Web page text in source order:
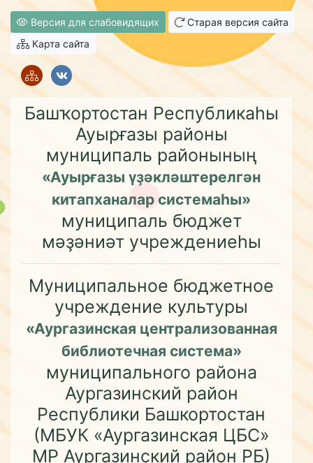
Версия для слабовидящих
Старая версия сайта
Карта сайта
Башҡортостан Республикаһы
Ауырғазы районы
муниципаль районының
«Ауырғазы үҙәкләштерелгән
китапханалар системаһы»
муниципаль бюджет
мәҙәниәт учреждениеһы
Муниципальное бюджетное
учреждение культуры
«Аургазинская централизованная
библиотечная система»
муниципального района
Аургазинский район
Республики Башкортостан
(МБУК «Аургазинская ЦБС»
МР Аургазинский район РБ)